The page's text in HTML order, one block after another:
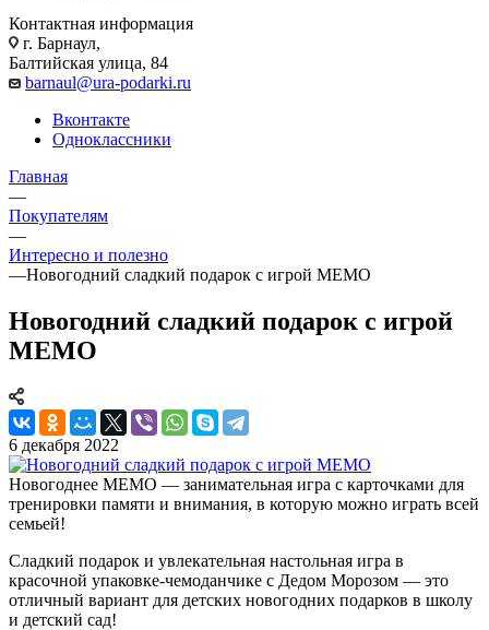
Контактная информация
г. Барнаул,
Балтийская улица, 84
barnaul@ura-podarki.ru
Вконтакте
Одноклассники
Главная
—
Покупателям
—
Интересно и полезно
—Новогодний сладкий подарок с игрой МЕМО
Новогодний сладкий подарок с игрой
МЕМО
6 декабря 2022
Новогоднее МЕМО — занимательная игра с карточками для
тренировки памяти и внимания, в которую можно играть всей
семьей!
Сладкий подарок и увлекательная настольная игра в
красочной упаковке-чемоданчике с Дедом Морозом — это
отличный вариант для детских новогодних подарков в школу
и детский сад!